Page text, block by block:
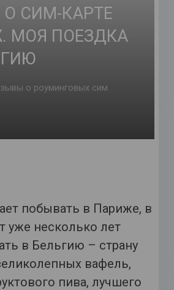
СИМ-КАРТЕ
МОЯ ПОЕЗДКА
о роуминговых сим
побывать в Париже, в
уже несколько лет
в Бельгию – страну
вафель,
пива, лучшего